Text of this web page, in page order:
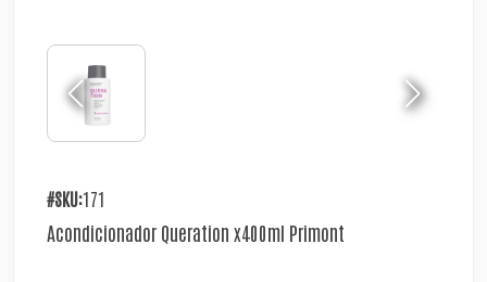
#SKU:171
Acondicionador Queration x400ml Primont